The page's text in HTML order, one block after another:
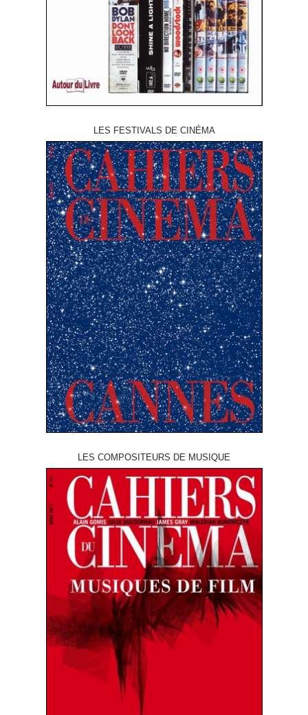
LES FESTIVALS DE CINÉMA
LES COMPOSITEURS DE MUSIQUE